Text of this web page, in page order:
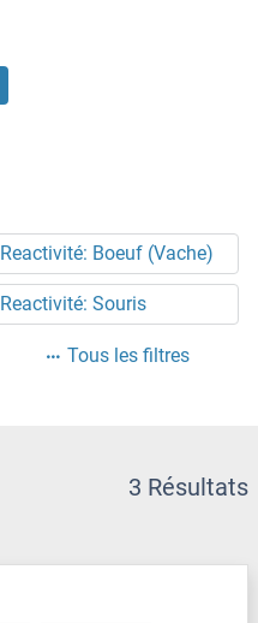
Reactivité: Boeuf (Vache)
Reactivité: Souris
Tous les filtres
3 Résultats